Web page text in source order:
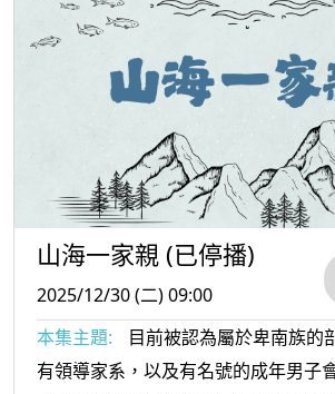
山海一家親 (已停播)
2025/12/30 (二) 09:00
本集主題:
目前被認為屬於卑南族的
有領導家系，以及有名號的成年男子